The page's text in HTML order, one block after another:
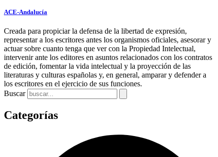
ACE-Andalucía
Creada para propiciar la defensa de la libertad de expresión,
representar a los escritores antes los organismos oficiales, asesorar y
actuar sobre cuanto tenga que ver con la Propiedad Intelectual,
intervenir ante los editores en asuntos relacionados con los contratos
de edición, fomentar la vida intelectual y la proyección de las
literaturas y culturas españolas y, en general, amparar y defender a
los escritores en el ejercicio de sus funciones.
Buscar
Categorías